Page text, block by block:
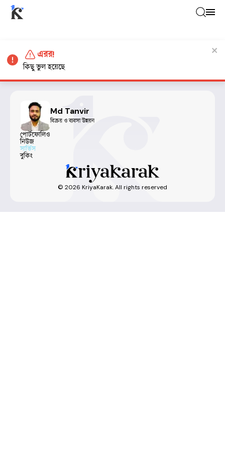
Md Tanvir
বিক্রয় ও ব্যবসা উন্নয়ন
পোর্টফোলিও
নিউজ
সার্ভিস
বুকিং
© 2026 KriyaKarak. All rights reserved
এরর!
কিছু ভুল হয়েছে